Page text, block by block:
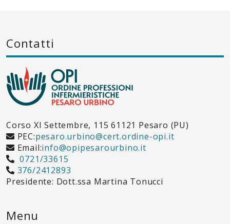
Contatti
Corso XI Settembre, 115 61121 Pesaro (PU)
PEC:pesaro.urbino@cert.ordine-opi.it
Email:info@opipesarourbino.it
0721/33615
376/2412893
Presidente: Dott.ssa Martina Tonucci
Menu